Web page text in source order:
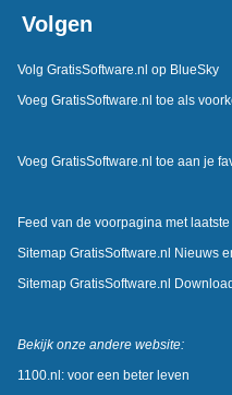
Volgen
Volg GratisSoftware.nl op BlueSky
Voeg GratisSoftware.nl toe als
Voeg GratisSoftware.nl toe aan je
Feed van de voorpagina met
Sitemap GratisSoftware.nl Nieuws
Sitemap GratisSoftware.nl
Bekijk onze andere website:
1100.nl: voor een beter leven